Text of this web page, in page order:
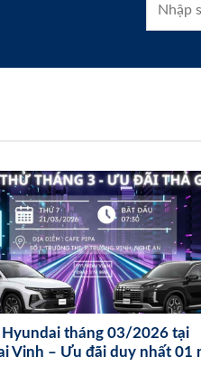
Hyundai tháng 03/2026 tại
Vinh – Ưu đãi duy nhất 01